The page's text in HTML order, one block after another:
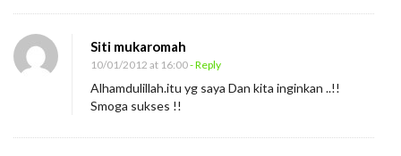
Siti mukaromah
10/01/2012 at 16:00- Reply
Alhamdulillah.itu yg saya Dan kita inginkan ..!!
Smoga sukses !!